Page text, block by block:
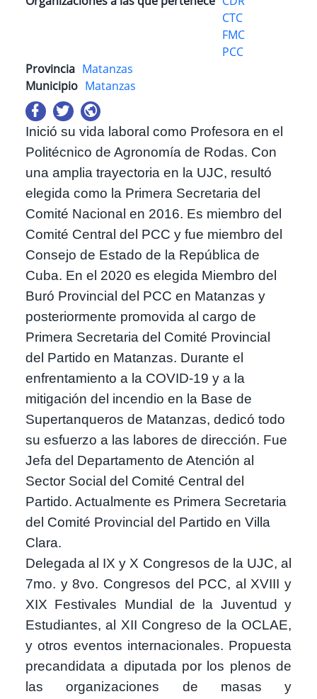
CTC
FMC
PCC
Provincia Matanzas
Municipio Matanzas
Inició su vida laboral como Profesora en el
Politécnico de Agronomía de Rodas. Con
una amplia trayectoria en la UJC, resultó
elegida como la Primera Secretaria del
Comité Nacional en 2016. Es miembro del
Comité Central del PCC y fue miembro del
Consejo de Estado de la República de
Cuba. En el 2020 es elegida Miembro del
Buró Provincial del PCC en Matanzas y
posteriormente promovida al cargo de
Primera Secretaria del Comité Provincial
del Partido en Matanzas. Durante el
enfrentamiento a la COVID-19 y a la
mitigación del incendio en la Base de
Supertanqueros de Matanzas, dedicó todo
su esfuerzo a las labores de dirección. Fue
Jefa del Departamento de Atención al
Sector Social del Comité Central del
Partido. Actualmente es Primera Secretaria
del Comité Provincial del Partido en Villa
Clara.
Delegada al IX y X Congresos de la UJC, al
7mo. y 8vo. Congresos del PCC, al XVIII y
XIX Festivales Mundial de la Juventud y
Estudiantes, al XII Congreso de la OCLAE,
y otros eventos internacionales. Propuesta
precandidata a diputada por los plenos de
las organizaciones de masas y